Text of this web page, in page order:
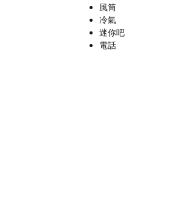
風筒
冷氣
迷你吧
電話